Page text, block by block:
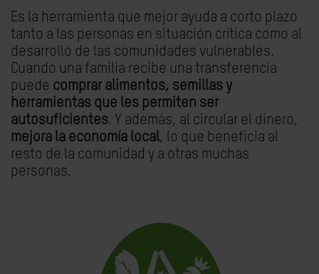
Es la herramienta que mejor ayuda a corto plazo
tanto a las personas en situación crítica como al
desarrollo de las comunidades vulnerables.
Cuando una familia recibe una transferencia
puede comprar alimentos, semillas y
herramientas que les permiten ser
autosuficientes. Y además, al circular el dinero,
mejora la economía local, lo que beneficia al
resto de la comunidad y a otras muchas
personas.